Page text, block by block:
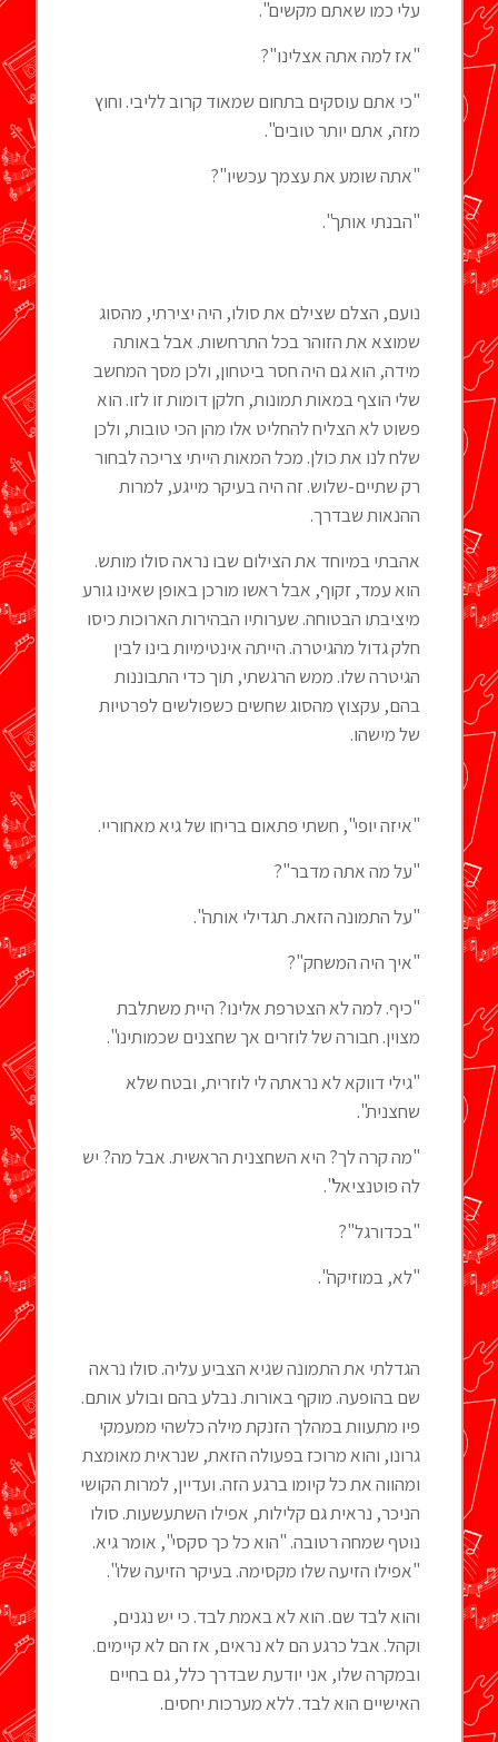
עלי כמו שאתם מקשים".
"אז למה אתה אצלינו"?
"כי אתם עוסקים בתחום שמאוד קרוב לליבי. וחוץ
מזה, אתם יותר טובים".
"אתה שומע את עצמך עכשיו"?
"הבנתי אותך".
נועם, הצלם שצילם את סולו, היה יצירתי, מהסוג
שמוצא את הזוהר בכל התרחשות. אבל באותה
מידה, הוא גם היה חסר ביטחון, ולכן מסך המחשב
שלי הוצף במאות תמונות, חלקן דומות זו לזו. הוא
פשוט לא הצליח להחליט אלו מהן הכי טובות, ולכן
שלח לנו את כולן. מכל המאות הייתי צריכה לבחור
רק שתיים-שלוש. זה היה בעיקר מייגע, למרות
ההנאות שבדרך.
אהבתי במיוחד את הצילום שבו נראה סולו מותש.
הוא עמד, זקוף, אבל ראשו מורכן באופן שאינו גורע
מיציבתו הבטוחה. שערותיו הבהירות הארוכות כיסו
חלק גדול מהגיטרה. הייתה אינטימיות בינו לבין
הגיטרה שלו. ממש הרגשתי, תוך כדי התבוננות
בהם, עקצוץ מהסוג שחשים כשפולשים לפרטיות
של מישהו.
"איזה יופי", חשתי פתאום בריחו של גיא מאחוריי.
"על מה אתה מדבר"?
"על התמונה הזאת. תגדילי אותה".
"איך היה המשחק"?
"כיף. למה לא הצטרפת אלינו? היית משתלבת
מצוין. חבורה של לוזרים אך שחצנים שכמותינו".
"גילי דווקא לא נראתה לי לוזרית, ובטח שלא
שחצנית".
"מה קרה לך? היא השחצנית הראשית. אבל מה? יש
לה פוטנציאל".
"בכדורגל"?
"לא, במוזיקה".
הגדלתי את התמונה שגיא הצביע עליה. סולו נראה
שם בהופעה. מוקף באורות. נבלע בהם ובולע אותם.
פיו מתעוות במהלך הזנקת מילה כלשהי ממעמקי
גרונו, והוא מרוכז בפעולה הזאת, שנראית מאומצת
ומהווה את כל קיומו ברגע הזה. ועדיין, למרות הקושי
הניכר, נראית גם קלילות, אפילו השתעשעות. סולו
נוטף שמחה רטובה. "הוא כל כך סקסי", אומר גיא.
"אפילו הזיעה שלו מקסימה. בעיקר הזיעה שלו".
והוא לבד שם. הוא לא באמת לבד. כי יש נגנים,
וקהל. אבל כרגע הם לא נראים, אז הם לא קיימים.
ובמקרה שלו, אני יודעת שבדרך כלל, גם בחיים
האישיים הוא לבד. ללא מערכות יחסים.